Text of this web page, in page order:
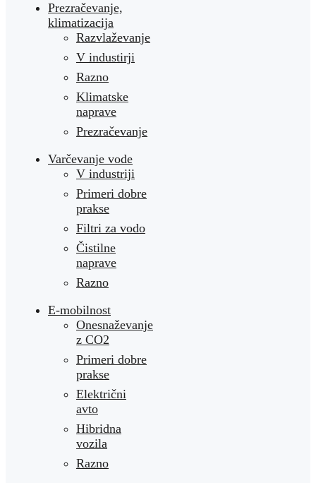
Prezračevanje,
klimatizacija
Razvlaževanje
V industirji
Razno
Klimatske
naprave
Prezračevanje
Varčevanje vode
V industriji
Primeri dobre
prakse
Filtri za vodo
Čistilne
naprave
Razno
E-mobilnost
Onesnaževanje
z CO2
Primeri dobre
prakse
Električni
avto
Hibridna
vozila
Razno